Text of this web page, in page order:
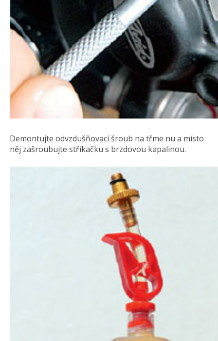
Demontujte odvzdušňovací šroub na třme nu a místo
něj zašroubujte stříkačku s brzdovou kapalinou.